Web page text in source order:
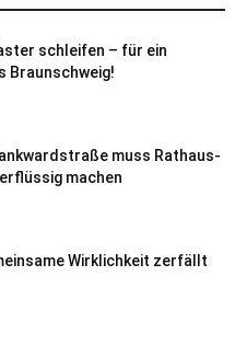
schleifen – für ein
Braunschweig!
muss Rathaus-
machen
Wirklichkeit zerfällt